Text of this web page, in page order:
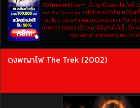
037movie8k.com เว็บดูหนังออนไลน์ฟรี
netflix Disney+ หนังไทย หนังจีน หนังฝ
ชนโรง หนังเก่า คลังหนังของเราเก็บหนั
มากกว่า 5000 เรื่อง มาให้ดูกันให้เต็มอิ่ม
ทุกเวลา อัปเดตตลอด ครบจบ
ดงพญาไฟ The Trek (2002)